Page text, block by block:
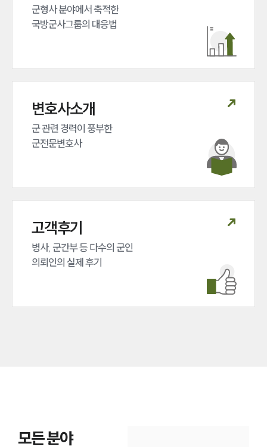
군형사 분야에서 축적한
국방군사그룹의 대응법
변호사소개
군 관련 경력이 풍부한
군전문변호사
고객후기
병사, 군간부 등 다수의 군인
의뢰인의 실제 후기
모든 분야